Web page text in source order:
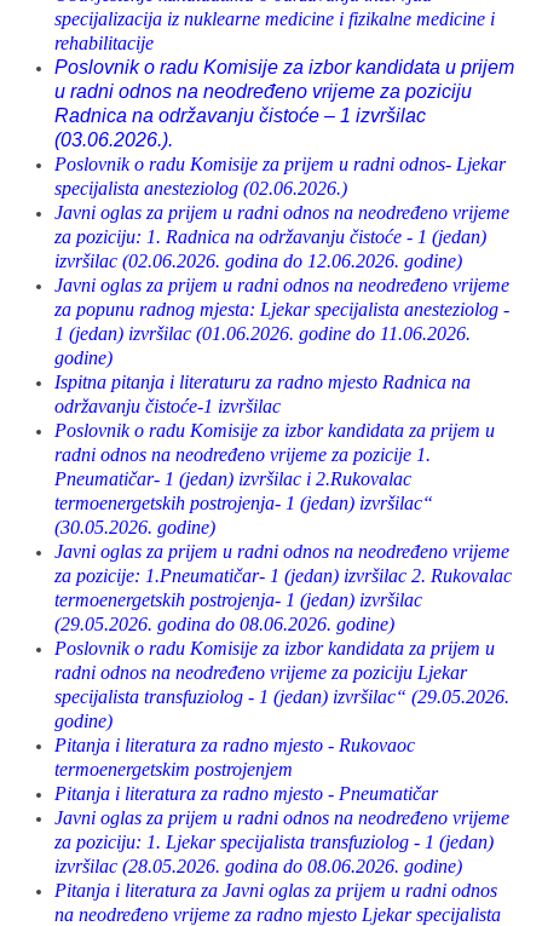
specijalizacija iz nuklearne medicine i fizikalne medicine i
rehabilitacije
Poslovnik o radu Komisije za izbor kandidata u prijem
u radni odnos na neodređeno vrijeme za poziciju
Radnica na održavanju čistoće – 1 izvršilac
(03.06.2026.).
Poslovnik o radu Komisije za prijem u radni odnos- Ljekar
specijalista anesteziolog (02.06.2026.)
Javni oglas za prijem u radni odnos na neodređeno vrijeme
za poziciju: 1. Radnica na održavanju čistoće - 1 (jedan)
izvršilac (02.06.2026. godina do 12.06.2026. godine)
Javni oglas za prijem u radni odnos na neodređeno vrijeme
za popunu radnog mjesta: Ljekar specijalista anesteziolog -
1 (jedan) izvršilac (01.06.2026. godine do 11.06.2026.
godine)
Ispitna pitanja i literaturu za radno mjesto Radnica na
održavanju čistoće-1 izvršilac
Poslovnik o radu Komisije za izbor kandidata za prijem u
radni odnos na neodređeno vrijeme za pozicije 1.
Pneumatičar- 1 (jedan) izvršilac i 2.Rukovalac
termoenergetskih postrojenja- 1 (jedan) izvršilac“
(30.05.2026. godine)
Javni oglas za prijem u radni odnos na neodređeno vrijeme
za pozicije: 1.Pneumatičar- 1 (jedan) izvršilac 2. Rukovalac
termoenergetskih postrojenja- 1 (jedan) izvršilac
(29.05.2026. godina do 08.06.2026. godine)
Poslovnik o radu Komisije za izbor kandidata za prijem u
radni odnos na neodređeno vrijeme za poziciju Ljekar
specijalista transfuziolog - 1 (jedan) izvršilac“ (29.05.2026.
godine)
Pitanja i literatura za radno mjesto - Rukovaoc
termoenergetskim postrojenjem
Pitanja i literatura za radno mjesto - Pneumatičar
Javni oglas za prijem u radni odnos na neodređeno vrijeme
za poziciju: 1. Ljekar specijalista transfuziolog - 1 (jedan)
izvršilac (28.05.2026. godina do 08.06.2026. godine)
Pitanja i literatura za Javni oglas za prijem u radni odnos
na neodređeno vrijeme za radno mjesto Ljekar specijalista